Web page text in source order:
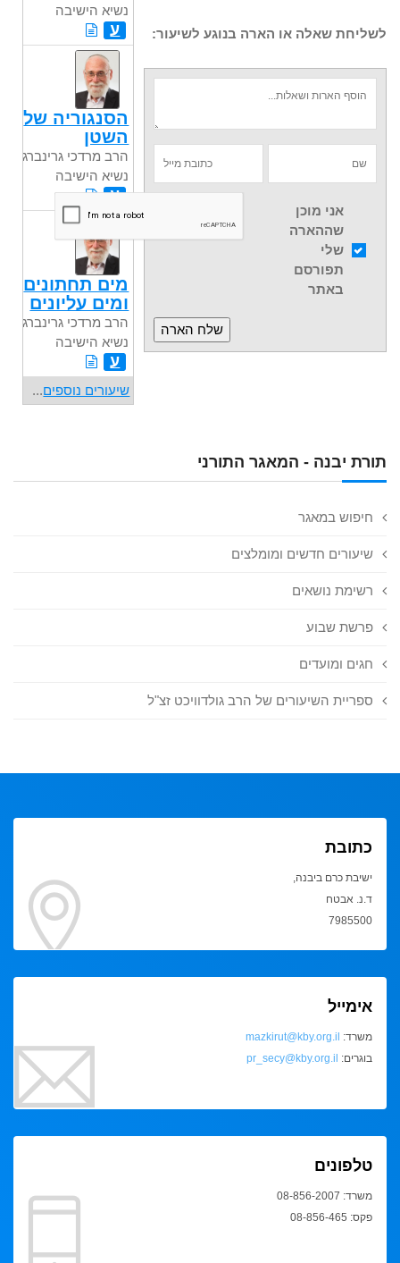
תורת יבנה - המאגר התורני
חיפוש במאגר
שיעורים חדשים ומומלצים
רשימת נושאים
פרשת שבוע
חגים ומועדים
ספריית השיעורים של הרב גולדוויכט זצ"ל
לשליחת שאלה או הארה בנוגע לשיעור:
אני מוכן
שההארה
שלי
תפורסם
באתר
נשיא הישיבה
ע
הסנגוריה של
השטן
הרב מרדכי גרינברג
נשיא הישיבה
ע
מים תחתונים
ומים עליונים
הרב מרדכי גרינברג
נשיא הישיבה
ע
שיעורים נוספים...
כתובת
ישיבת כרם ביבנה,
ד.נ. אבטח
7985500
אימייל
משרד: mazkirut@kby.org.il
בוגרים: pr_secy@kby.org.il
טלפונים
משרד: 08-856-2007
פקס: 08-856-465